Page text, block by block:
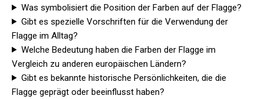
Was symbolisiert die Position der Farben auf der Flagge?
Gibt es spezielle Vorschriften für die Verwendung der
Flagge im Alltag?
Welche Bedeutung haben die Farben der Flagge im
Vergleich zu anderen europäischen Ländern?
Gibt es bekannte historische Persönlichkeiten, die die
Flagge geprägt oder beeinflusst haben?